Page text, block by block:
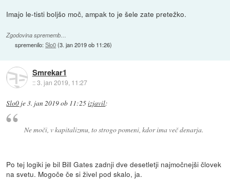
Imajo le-tisti boljšo moč, ampak to je šele zate pretežko.
Zgodovina sprememb…
spremenilo:Slo0(3. jan 2019 ob 11:26)
Smrekar1
::3. jan 2019, 11:27
Slo0 je3. jan 2019 ob 11:25izjavil:
Ne moči, v kapitalizmu, to strogo pomeni, kdor ima več denarja.
Po tej logiki je bil Bill Gates zadnji dve desetletji najmočnejši človek
na svetu. Mogoče če si živel pod skalo, ja.